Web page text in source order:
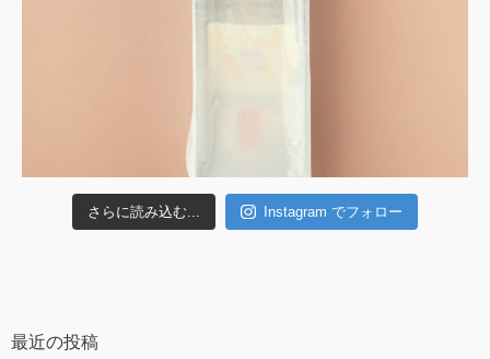
さらに読み込む... Instagram でフォロー
最近の投稿